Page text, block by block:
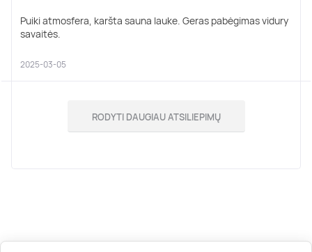
Puiki atmosfera, karšta sauna lauke. Geras pabėgimas vidury
savaitės.
2025-03-05
RODYTI DAUGIAU ATSILIEPIMŲ